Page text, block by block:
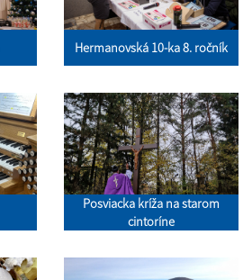
Hermanovská 10-ka 8. ročník
Posviacka kríža na starom
cintoríne